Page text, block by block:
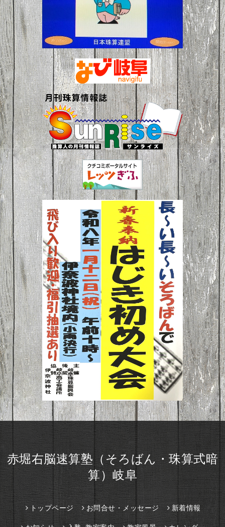
赤堀右脳速算塾（そろばん・珠算式暗
算）岐阜
トップページ お問合せ・メッセージ 新着情報